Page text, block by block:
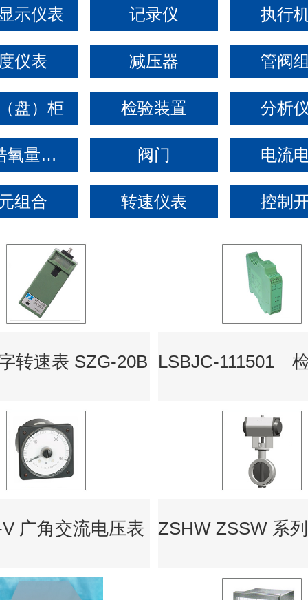
示仪表 记录仪 执行
仪表 减压器 管阀
盘）柜 检验装置 分析
氧化锆氧量分析仪 阀门 电流
组合 转速仪表 控制
转速表 SZG-20B
广角交流电压表